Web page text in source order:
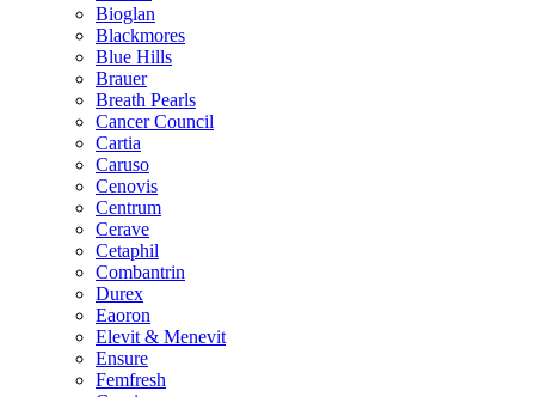
Bioglan
Blackmores
Blue Hills
Brauer
Breath Pearls
Cancer Council
Cartia
Caruso
Cenovis
Centrum
Cerave
Cetaphil
Combantrin
Durex
Eaoron
Elevit & Menevit
Ensure
Femfresh